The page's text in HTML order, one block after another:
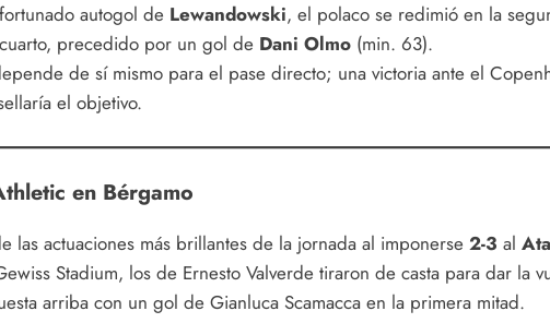
autogol de Lewandowski, el polaco se redimió en la
precedido por un gol de Dani Olmo(min. 63).
de sí mismo para el pase directo; una victoria ante el
el objetivo.
en Bérgamo
las actuaciones más brillantes de la jornada al imponerse 2-3 al
Stadium, los de Ernesto Valverde tiraron de casta para dar la
arriba con un gol de Gianluca Scamacca en la primera mitad.